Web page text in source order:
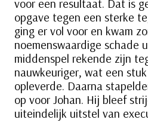
voor een resultaat. Dat is
opgave tegen een sterke
ging er vol voor en kwam
noemenswaardige schade
middenspel rekende zijn
nauwkeuriger, wat een
opleverde. Daarna
op voor Johan. Hij bleef
uiteindelijk uitstel van